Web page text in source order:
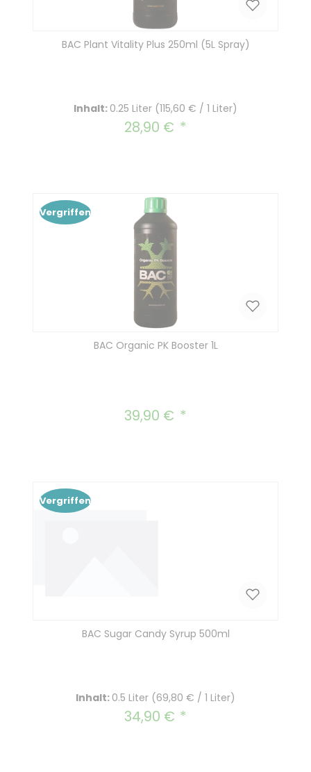
BAC Plant Vitality Plus 250ml (5L Spray)
Inhalt: 0.25 Liter (115,60 € / 1 Liter)
Regulärer Preis:
28,90 €
Vergriffen
BAC Organic PK Booster 1L
Regulärer Preis:
39,90 €
Vergriffen
BAC Sugar Candy Syrup 500ml
Inhalt: 0.5 Liter (69,80 € / 1 Liter)
Regulärer Preis:
34,90 €